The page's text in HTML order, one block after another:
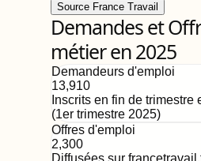
Source France Travail
Demandes et
métier en 2025
Demandeurs d'emploi
13,910
Inscrits en fin de trimestre
(1er trimestre 2025)
Offres d'emploi
2,300
Diffusées sur